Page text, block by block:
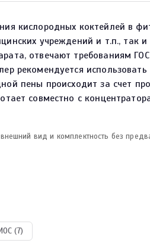
кислородных коктейлей в
учреждений и т.п., так
отвечают требованиям
рекомендуется использовать
пены происходит за счет
совместно с
вид и комплектность без
(7)